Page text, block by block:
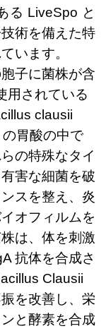
る LiveSpo と
術を備えた特
います。
子に菌株が含
用されている
clausii
胃酸の中で
の特殊なタイ
害な細菌を破
スを整え、炎
オフィルムを
は、体を刺激
抗体を合成さ
Clausii
を改善し、栄
と酵素を合成